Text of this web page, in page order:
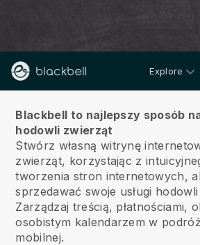
Explore
Blackbell to najlepszy sposób
hodowli zwierząt
Stwórz własną witrynę
zwierząt, korzystając z
tworzenia stron internetowych,
sprzedawać swoje usługi
Zarządzaj treścią, płatnościami,
osobistym kalendarzem w
mobilnej.